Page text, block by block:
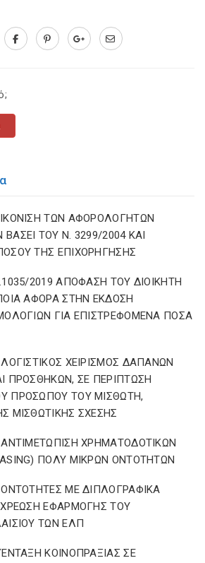
ΤΩΝ ΑΦΟΡΟΛΟΓΗΤΩΝ
ΤΟΥ N. 3299/2004 ΚΑΙ
ΤΗΣ ΕΠΙΧΟΡΗΓΗΣΗΣ
2019 ΑΠΟΦΑΣΗ ΤΟΥ ΔΙΟΙΚΗΤΗ
ΑΦΟΡΑ ΣΤΗΝ ΕΚΔΟΣΗ
ΓΙΑ ΕΠΙΣΤΡΕΦΟΜΕΝΑ ΠΟΣΑ
ΧΕΙΡΙΣΜΟΣ ΔΑΠΑΝΩΝ
ΠΡΟΣΘΗΚΩΝ, ΣΕ ΠΕΡΙΠΤΩΣΗ
ΠΡΟΣΩΠΟΥ ΤΟΥ ΜΙΣΘΩΤΗ,
ΜΙΣΘΩΤΙΚΗΣ ΣΧΕΣΗΣ
ΧΡΗΜΑΤΟΔΟΤΙΚΩΝ
ΠΟΛΥ ΜΙΚΡΩΝ ΟΝΤΟΤΗΤΩΝ
ΜΕ ΔΙΠΛΟΓΡΑΦΙΚΑ
ΕΦΑΡΜΟΓΗΣ ΤΟΥ
ΤΩΝ ΕΛΠ
ΚΟΙΝΟΠΡΑΞΙΑΣ ΣΕ